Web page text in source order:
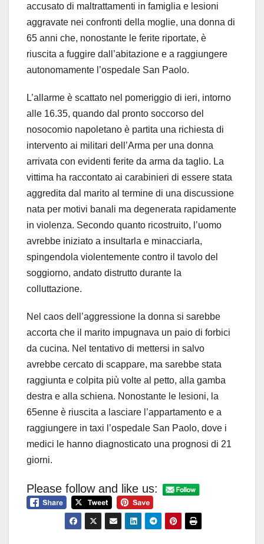
accusato di maltrattamenti in famiglia e lesioni
aggravate nei confronti della moglie, una donna di
65 anni che, nonostante le ferite riportate, è
riuscita a fuggire dall’abitazione e a raggiungere
autonomamente l’ospedale San Paolo.
L’allarme è scattato nel pomeriggio di ieri, intorno
alle 16.35, quando dal pronto soccorso del
nosocomio napoletano è partita una richiesta di
intervento ai militari dell’Arma per una donna
arrivata con evidenti ferite da arma da taglio. La
vittima ha raccontato ai carabinieri di essere stata
aggredita dal marito al termine di una discussione
nata per motivi banali ma degenerata rapidamente
in violenza. Secondo quanto ricostruito, l’uomo
avrebbe iniziato a insultarla e minacciarla,
spingendola violentemente contro il tavolo del
soggiorno, andato distrutto durante la
colluttazione.
Nel caos dell’aggressione la donna si sarebbe
accorta che il marito impugnava un paio di forbici
da cucina. Nel tentativo di mettersi in salvo
avrebbe cercato di scappare, ma sarebbe stata
raggiunta e colpita più volte al petto, alla gamba
destra e alla schiena. Nonostante le lesioni, la
65enne è riuscita a lasciare l’appartamento e a
raggiungere in taxi l’ospedale San Paolo, dove i
medici le hanno diagnosticato una prognosi di 21
giorni.
Please follow and like us: